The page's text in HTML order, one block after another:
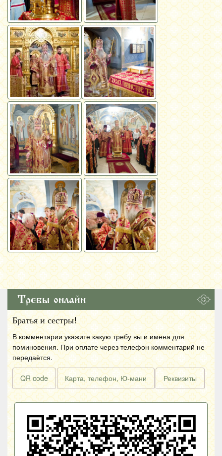
Требы онлайн
Братья и сестры!
В комментарии укажите какую требу вы и имена для
поминовения. При оплате через телефон комментарий не
передаётся.
QR code Карта, телефон, Ю-мани Реквизиты